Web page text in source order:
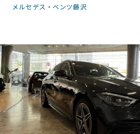
メルセデス・ベンツ藤沢